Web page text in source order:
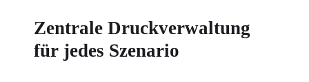
Zentrale Druckverwaltung
für jedes Szenario